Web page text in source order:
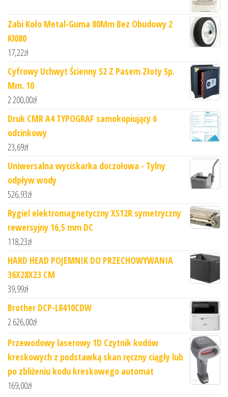
Zabi Koło Metal-Guma 80Mm Bez Obudowy 2
Kl080
17,22zł
Cyfrowy Uchwyt Ścienny S2 Z Pasem Złoty Sp.
Mm. 10
2 200,00zł
Druk CMR A4 TYPOGRAF samokopiujący 6
odcinkowy
23,69zł
Uniwersalna wyciskarka doczołowa - Tylny
odpływ wody
526,93zł
Rygiel elektromagnetyczny XS12R symetryczny
rewersyjny 16,5 mm DC
118,23zł
HARD HEAD POJEMNIK DO PRZECHOWYWANIA
36X28X23 CM
39,99zł
Brother DCP-L8410CDW
2 626,00zł
Przewodowy laserowy 1D Czytnik kodów
kreskowych z podstawką skan ręczny ciągły lub
po zbliżeniu kodu kreskowego automat
169,00zł